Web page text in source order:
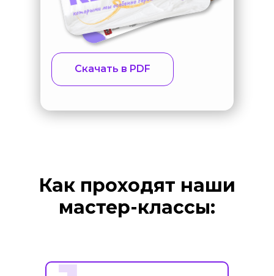
Скачать в PDF
Как проходят наши
мастер-классы: